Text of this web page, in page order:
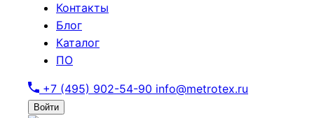
Контакты
Блог
Каталог
ПО
+7 (495) 902-54-90 info@metrotex.ru
Войти